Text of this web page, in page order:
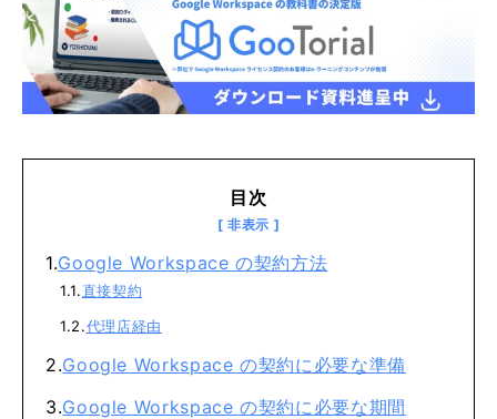
目次
Google Workspace の契約方法
直接契約
代理店経由
Google Workspace の契約に必要な準備
Google Workspace の契約に必要な期間